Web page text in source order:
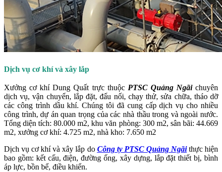
Dịch vụ cơ khí và xây lắp
Xưởng cơ khí Dung Quất trực thuộc PTSC Quảng Ngãichuyên
dịch vụ, vận chuyển, lắp đặt, đấu nối, chạy thử, sửa chữa, tháo dỡ
các công trình dầu khí. Chúng tôi đã cung cấp dịch vụ cho nhiều
công trình, dự án quan trọng của các nhà thầu trong và ngoài nước.
Tổng diện tích: 80.000 m2, khu văn phòng: 300 m2, sân bãi: 44.669
m2, xưởng cơ khí: 4.725 m2, nhà kho: 7.650 m2
Dịch vụ cơ khí và xây lắp do Công ty PTSC Quảng Ngãithực hiện
bao gồm: kết cấu, điện, đường ống, xây dựng, lắp đặt thiết bị, bình
áp lực, bồn bể, điều khiển.